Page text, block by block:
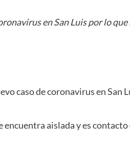
en San Luis por lo
caso de coronavirus en San
encuentra aislada y es